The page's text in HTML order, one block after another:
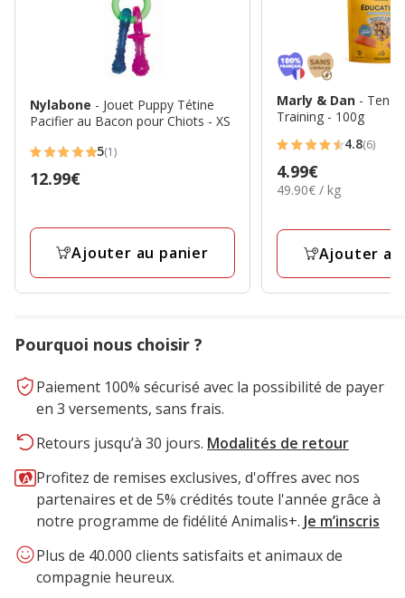
Nylabone - Jouet Puppy Tétine
Pacifier au Bacon pour Chiots - XS
5
étoiles
1
5(1)
Prix
12.99€
Ajouter au panier
Marly & Dan -
Training - 100g
4.8
étoiles
avec
avis
4.8(6)
Prix
4.99€
4.99€
49.90€
49.90€ / kg
Ajouter
Pourquoi nous choisir ?
Paiement 100% sécurisé avec la possibilité de payer
en 3 versements, sans frais.
Retours jusqu’à 30 jours. Modalités de retour
Profitez de remises exclusives, d'offres avec nos
partenaires et de 5% crédités toute l'année grâce à
notre programme de fidélité Animalis+. Je m’inscris
Plus de 40.000 clients satisfaits et animaux de
compagnie heureux.